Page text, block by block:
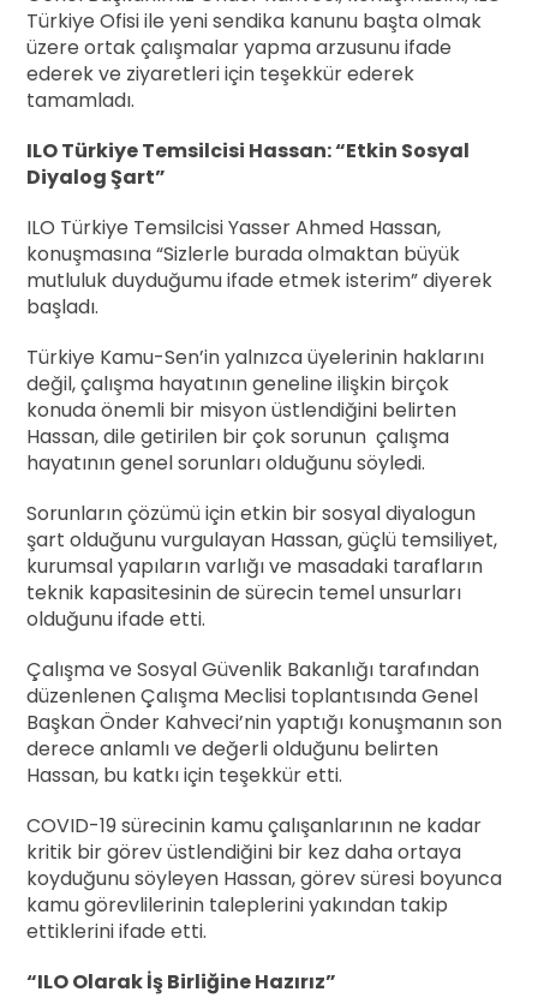
Türkiye Ofisi ile yeni sendika kanunu başta olmak
üzere ortak çalışmalar yapma arzusunu ifade
ederek ve ziyaretleri için teşekkür ederek
tamamladı.
ILO Türkiye Temsilcisi Hassan: “Etkin Sosyal
Diyalog Şart”
ILO Türkiye Temsilcisi Yasser Ahmed Hassan,
konuşmasına “Sizlerle burada olmaktan büyük
mutluluk duyduğumu ifade etmek isterim” diyerek
başladı.
Türkiye Kamu-Sen’in yalnızca üyelerinin haklarını
değil, çalışma hayatının geneline ilişkin birçok
konuda önemli bir misyon üstlendiğini belirten
Hassan, dile getirilen bir çok sorunun çalışma
hayatının genel sorunları olduğunu söyledi.
Sorunların çözümü için etkin bir sosyal diyalogun
şart olduğunu vurgulayan Hassan, güçlü temsiliyet,
kurumsal yapıların varlığı ve masadaki tarafların
teknik kapasitesinin de sürecin temel unsurları
olduğunu ifade etti.
Çalışma ve Sosyal Güvenlik Bakanlığı tarafından
düzenlenen Çalışma Meclisi toplantısında Genel
Başkan Önder Kahveci’nin yaptığı konuşmanın son
derece anlamlı ve değerli olduğunu belirten
Hassan, bu katkı için teşekkür etti.
COVID-19 sürecinin kamu çalışanlarının ne kadar
kritik bir görev üstlendiğini bir kez daha ortaya
koyduğunu söyleyen Hassan, görev süresi boyunca
kamu görevlilerinin taleplerini yakından takip
ettiklerini ifade etti.
“ILO Olarak İş Birliğine Hazırız”